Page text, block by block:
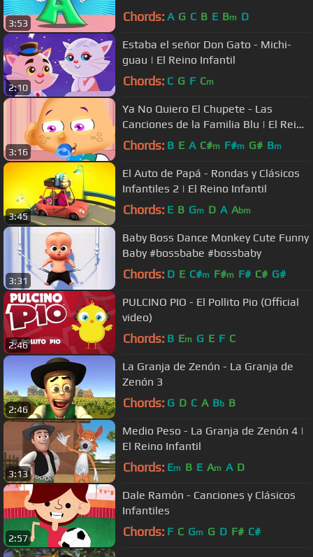
3:53 Chords: A G C B E Bm D
2:10
Estaba el señor Don Gato - Michi-
guau | El Reino Infantil
Chords: C G F Cm
3:16
Ya No Quiero El Chupete - Las
Canciones de la Familia Blu | El Reino
Infantil
Chords: B E A C#m F#m G# Bm
3:45
El Auto de Papá - Rondas y Clásicos
Infantiles 2 | El Reino Infantil
Chords: E B Gm D A Abm
3:31
Baby Boss Dance Monkey Cute Funny
Baby #bossbabe #bossbaby
Chords: D E C#m F#m F# C# G#
2:46
PULCINO PIO - El Pollito Pio (Official
video)
Chords: B Em G E F C
2:46
La Granja de Zenón - La Granja de
Zenón 3
Chords: G D C A Bb B
3:13
Medio Peso - La Granja de Zenón 4 |
El Reino Infantil
Chords: Em B E Am A D
2:57
Dale Ramón - Canciones y Clásicos
Infantiles
Chords: F C Gm G D F# C#